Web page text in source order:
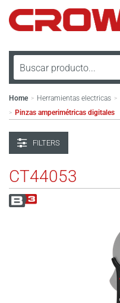
Home > Herramientas electricas >
> Pinzas amperimétricas digitales
FILTERS
CT44053